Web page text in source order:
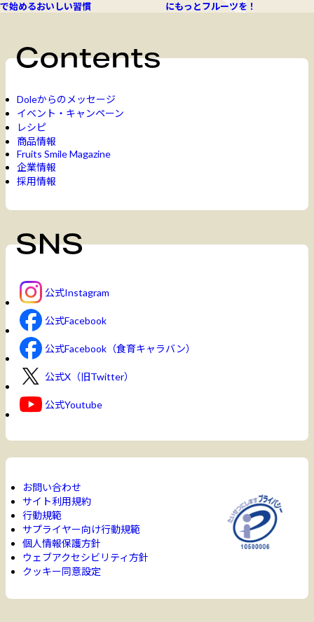
で始めるおいしい習慣
にもっとフルーツを！
Doleからのメッセージ
イベント・キャンペーン
レシピ
商品情報
Fruits Smile Magazine
企業情報
採用情報
公式Instagram
公式Facebook
公式Facebook（食育キャラバン）
公式X（旧Twitter）
公式Youtube
お問い合わせ
サイト利用規約
行動規範
サプライヤー向け行動規範
個人情報保護方針
ウェブアクセシビリティ方針
クッキー同意設定